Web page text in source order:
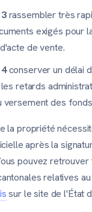
rassembler très
exigés pour
de vente.
conserver un délai
retards
versement des
la propriété
après la
pouvez
relatives
sur le site de l'État